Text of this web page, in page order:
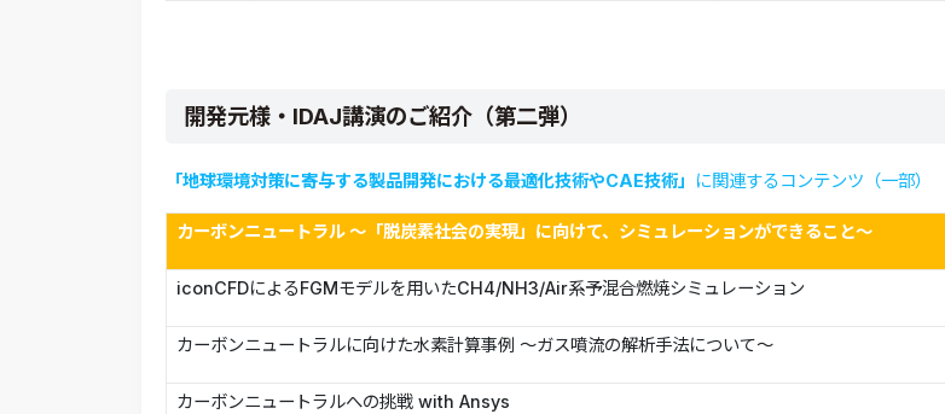
開発元様・IDAJ講演のご紹介（第二弾）
「地球環境対策に寄与する製品開発における最適化技術やCAE技術」 に関連するコンテンツ（一部）
カーボンニュートラル ～「脱炭素社会の実現」に向けて、シミュレーションができること～
iconCFDによるFGMモデルを用いたCH4/NH3/Air系予混合燃焼シミュレーション
カーボンニュートラルに向けた水素計算事例 ～ガス噴流の解析手法について～
カーボンニュートラルへの挑戦 with Ansys